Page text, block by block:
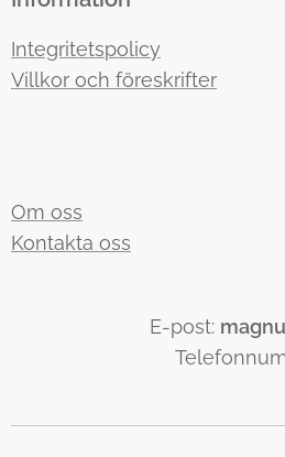
Integritetspolicy
Villkor och föreskrifter
Om oss
Kontakta oss
E-post: